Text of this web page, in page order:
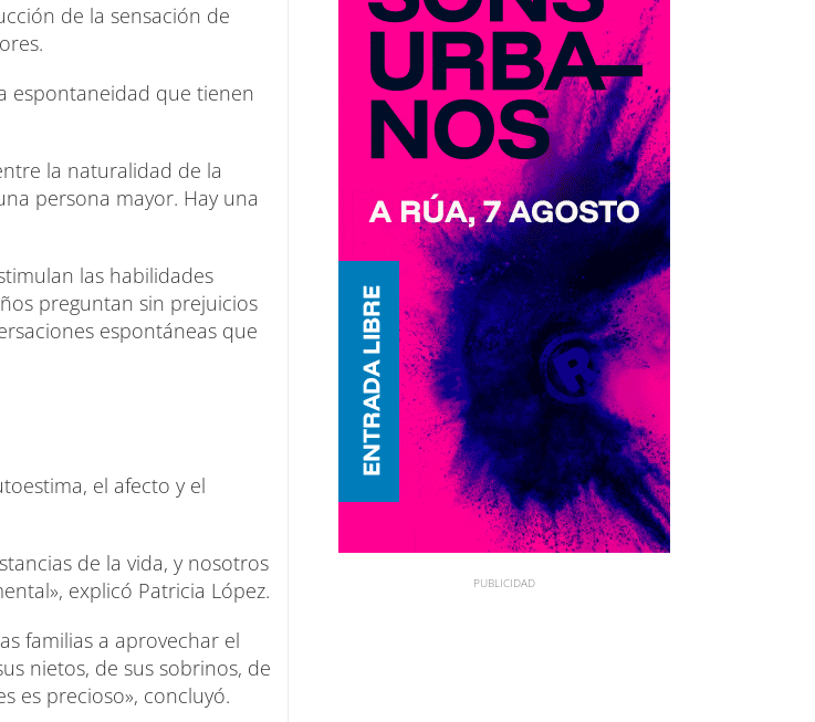
de la sensación de
espontaneidad que tienen
la naturalidad de la
persona mayor. Hay una
las habilidades
preguntan sin prejuicios
espontáneas que
el afecto y el
de la vida, y nosotros
explicó Patricia López.
familias a aprovechar el
nietos, de sus sobrinos, de
es precioso», concluyó.